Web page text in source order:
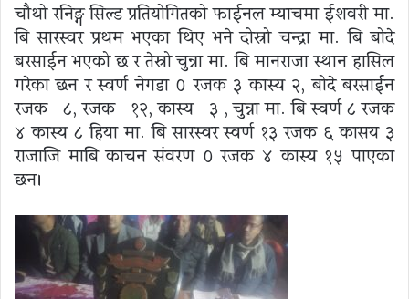
चौथो रनिङ्ग सिल्ड प्रतियोगितको फाईनल म्याचमा ईशवरी मा.
बि सारस्वर प्रथम भएका थिए भने दोस्रो चन्द्रा मा. बि बोदे
बरसाईन भएको छ र तेस्रो चुन्ना मा. बि मानराजा स्थान हासिल
गरेका छन र स्वर्ण नेगडा ० रजक ३ कास्य २, बोदे बरसाईन
रजक- ८, रजक- १२, कास्य- ३ , चुन्ना मा. बि स्वर्ण ८ रजक
४ कास्य ८ हिया मा. बि सारस्वर स्वर्ण १३ रजक ६ कासय ३
राजाजि माबि काचन संवरण ० रजक ४ कास्य १५ पाएका
छन।